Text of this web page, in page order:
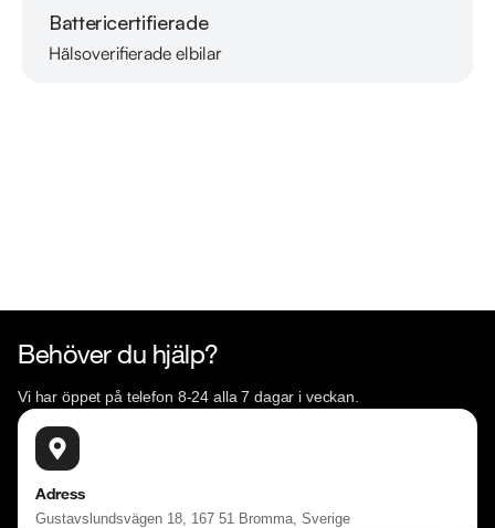
Battericertifierade
Hälsoverifierade elbilar
Läs mer om oss
Behöver du hjälp?
Vi har öppet på telefon 8-24 alla 7 dagar i veckan.
Adress
Gustavslundsvägen 18, 167 51 Bromma, Sverige